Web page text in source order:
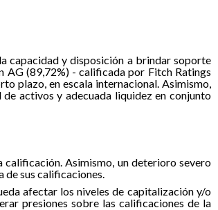
capacidad y disposición a brindar soporte
AG (89,72%) - calificada por Fitch Ratings
plazo, en escala internacional. Asimismo,
activos y adecuada liquidez en conjunto
Asimismo, un deterioro severo
de sus calificaciones.
afectar los niveles de capitalización y/o
presiones sobre las calificaciones de la